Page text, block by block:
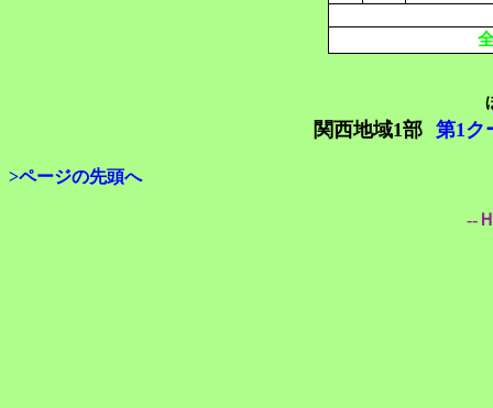
関西地域1部 第1ク
>ページの先頭へ
--